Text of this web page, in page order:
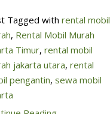
Tagged with rental mobil
, Rental Mobil Murah
Timur, rental mobil
jakarta utara, rental
pengantin, sewa mobil